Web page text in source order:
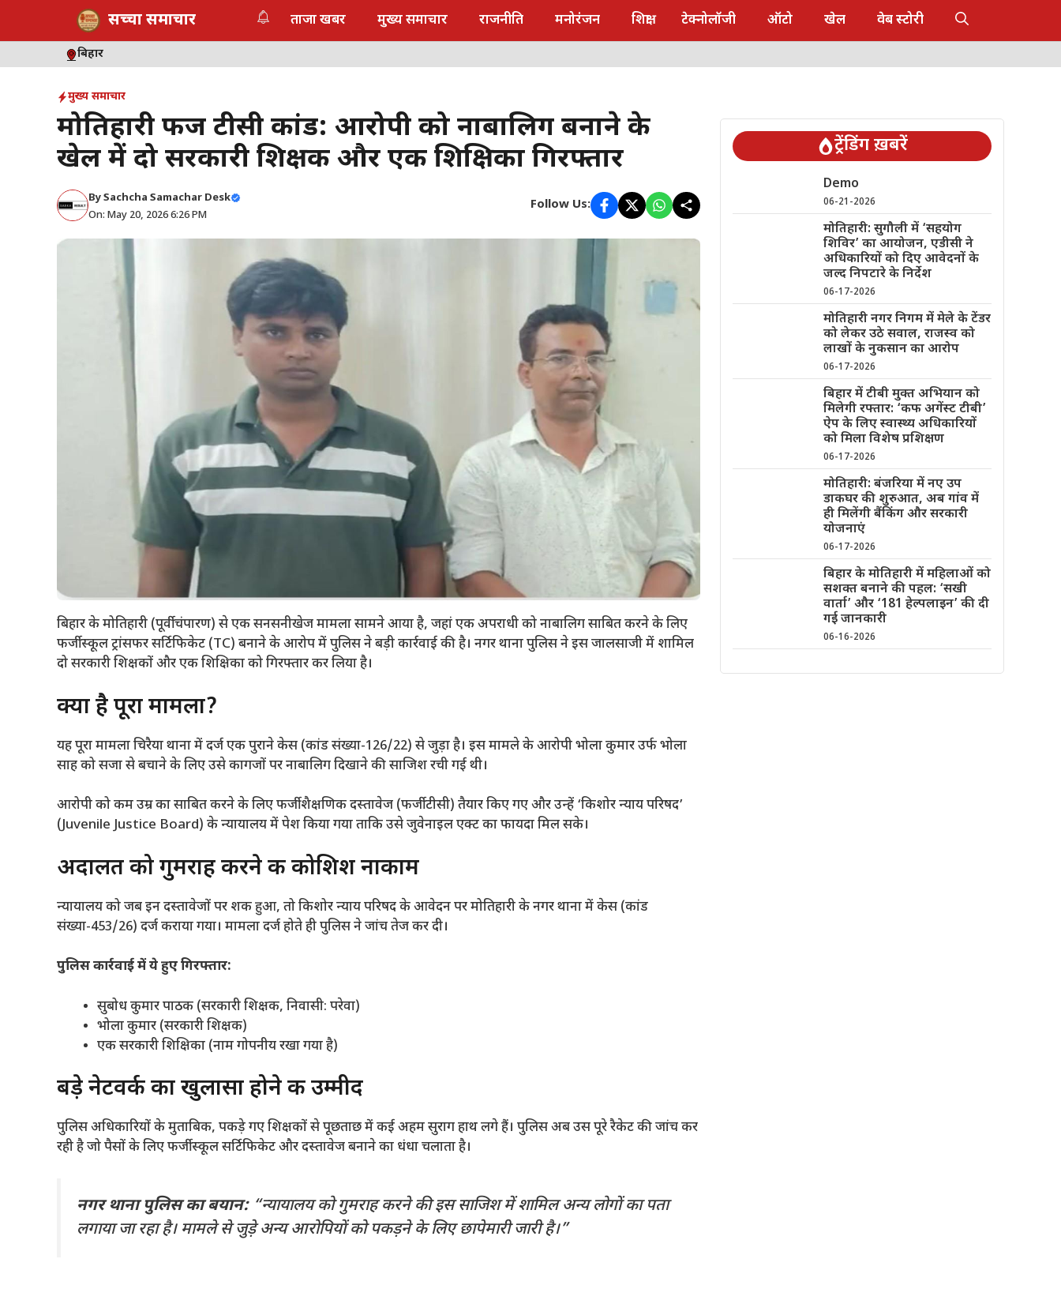
सच्चा समाचार ताजा खबर मुख्य समाचार राजनीति मनोरंजन शिक्षा टेक्नोलॉजी ऑटो खेल वेब स्टोरी
बिहार
मुख्य समाचार
मोतिहारी फर्जी टीसी कांड: आरोपी को नाबालिग बनाने के
खेल में दो सरकारी शिक्षक और एक शिक्षिका गिरफ्तार
BySachcha Samachar Desk
On: May 20, 2026 6:26 PM
Follow Us:
बिहार के मोतिहारी (पूर्वी चंपारण) से एक सनसनीखेज मामला सामने आया है, जहां एक अपराधी को नाबालिग साबित करने के लिए
फर्जी स्कूल ट्रांसफर सर्टिफिकेट (TC) बनाने के आरोप में पुलिस ने बड़ी कार्रवाई की है। नगर थाना पुलिस ने इस जालसाजी में शामिल
दो सरकारी शिक्षकों और एक शिक्षिका को गिरफ्तार कर लिया है।
​क्या है पूरा मामला?
​यह पूरा मामला चिरैया थाना में दर्ज एक पुराने केस (कांड संख्या-126/22) से जुड़ा है। इस मामले के आरोपी भोला कुमार उर्फ भोला
साह को सजा से बचाने के लिए उसे कागजों पर नाबालिग दिखाने की साजिश रची गई थी।
​आरोपी को कम उम्र का साबित करने के लिए फर्जी शैक्षणिक दस्तावेज (फर्जी टीसी) तैयार किए गए और उन्हें ‘किशोर न्याय परिषद’
(Juvenile Justice Board) के न्यायालय में पेश किया गया ताकि उसे जुवेनाइल एक्ट का फायदा मिल सके।
​अदालत को गुमराह करने की कोशिश नाकाम
​न्यायालय को जब इन दस्तावेजों पर शक हुआ, तो किशोर न्याय परिषद के आवेदन पर मोतिहारी के नगर थाना में केस (कांड
संख्या-453/26) दर्ज कराया गया। मामला दर्ज होते ही पुलिस ने जांच तेज कर दी।
पुलिस कार्रवाई में ये हुए गिरफ्तार:
​सुबोध कुमार पाठक (सरकारी शिक्षक, निवासी: परेवा)
​भोला कुमार (सरकारी शिक्षक)
​एक सरकारी शिक्षिका (नाम गोपनीय रखा गया है)
​बड़े नेटवर्क का खुलासा होने की उम्मीद
​पुलिस अधिकारियों के मुताबिक, पकड़े गए शिक्षकों से पूछताछ में कई अहम सुराग हाथ लगे हैं। पुलिस अब उस पूरे रैकेट की जांच कर
रही है जो पैसों के लिए फर्जी स्कूल सर्टिफिकेट और दस्तावेज बनाने का धंधा चलाता है।
नगर थाना पुलिस का बयान:“न्यायालय को गुमराह करने की इस साजिश में शामिल अन्य लोगों का पता
लगाया जा रहा है। मामले से जुड़े अन्य आरोपियों को पकड़ने के लिए छापेमारी जारी है।”
ट्रेंडिंग ख़बरें
Demo
06-21-2026
मोतिहारी: सुगौली में ‘सहयोग
शिविर’ का आयोजन, एडीसी ने
अधिकारियों को दिए आवेदनों के
जल्द निपटारे के निर्देश
06-17-2026
मोतिहारी नगर निगम में मेले के टेंडर
को लेकर उठे सवाल, राजस्व को
लाखों के नुकसान का आरोप
06-17-2026
बिहार में टीबी मुक्त अभियान को
मिलेगी रफ्तार: ‘कफ अगेंस्ट टीबी’
ऐप के लिए स्वास्थ्य अधिकारियों
को मिला विशेष प्रशिक्षण
06-17-2026
मोतिहारी: बंजरिया में नए उप
डाकघर की शुरुआत, अब गांव में
ही मिलेंगी बैंकिंग और सरकारी
योजनाएं
06-17-2026
बिहार के मोतिहारी में महिलाओं को
सशक्त बनाने की पहल: ‘सखी
वार्ता’ और ‘181 हेल्पलाइन’ की दी
गई जानकारी
06-16-2026